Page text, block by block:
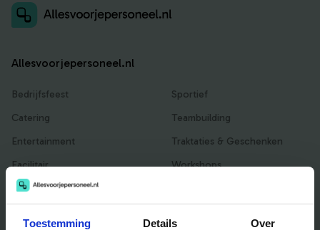
Toestemming Details Over
Allesvoorjepersoneel.nl
Bedrijfsfeest
Catering
Entertainment
Facilitair
Locaties
Sportief
Teambuilding
Traktaties & Geschenken
Workshops